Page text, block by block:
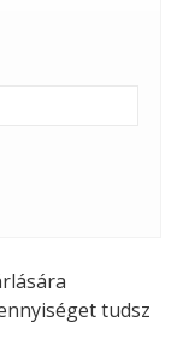
tudsz